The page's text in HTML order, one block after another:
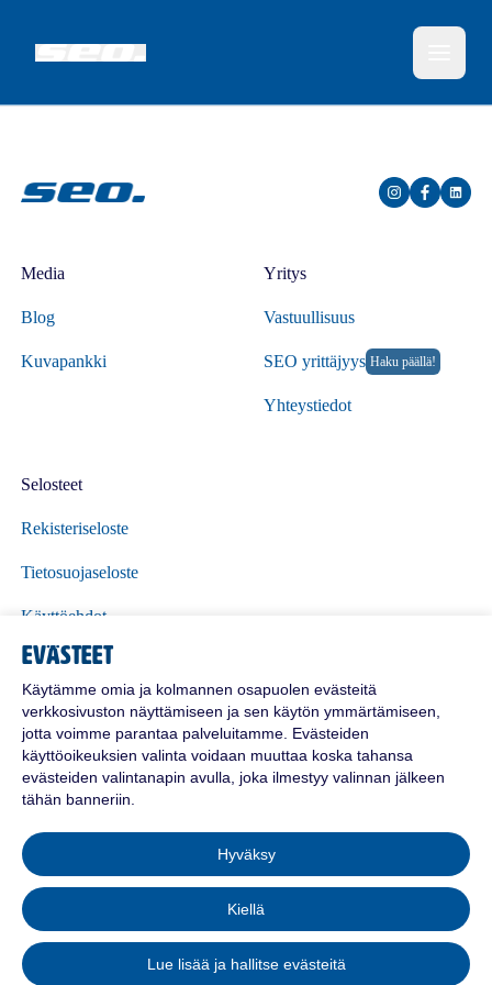
Media
Blog
Kuvapankki
Yritys
Vastuullisuus
SEO yrittäjyys Haku päällä!
Yhteystiedot
Selosteet
Rekisteriseloste
Tietosuojaseloste
Käyttöehdot
Polttoöljyn toimitusehdot
© 2026 Suomalainen Energiaosuuskunta.
Kaikki oikeudet pidätetään.
SEO Ylikiiminki
SEO Vaala
Evästeet
Käytämme omia ja kolmannen osapuolen evästeitä
verkkosivuston näyttämiseen ja sen käytön ymmärtämiseen,
jotta voimme parantaa palveluitamme. Evästeiden
käyttöoikeuksien valinta voidaan muuttaa koska tahansa
evästeiden valintanapin avulla, joka ilmestyy valinnan jälkeen
tähän banneriin.
Hyväksy
Kiellä
Lue lisää ja hallitse evästeitä